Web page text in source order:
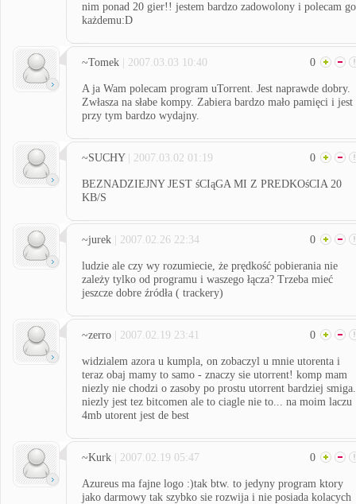
nim ponad 20 gier!! jestem bardzo zadowolony i polecam go
każdemu:D
~Tomek | 2007.03.03 10:40 0
A ja Wam polecam program uTorrent. Jest naprawde dobry.
Zwłasza na słabe kompy. Zabiera bardzo mało pamięci i jest
przy tym bardzo wydajny.
~SUCHY | 2007.03.02 01:19 0
BEZNADZIEJNY JEST śCIąGA MI Z PREDKOśCIA 20
KB/S
~jurek | 2007.02.26 22:34 0
ludzie ale czy wy rozumiecie, że prędkość pobierania nie
zależy tylko od programu i waszego łącza? Trzeba mieć
jeszcze dobre źródła ( trackery)
~zerro | 2007.02.19 23:41 0
widzialem azora u kumpla, on zobaczyl u mnie utorenta i
teraz obaj mamy to samo - znaczy sie utorrent! komp mam
niezly nie chodzi o zasoby po prostu utorrent bardziej smiga.
niezly jest tez bitcomen ale to ciagle nie to... na moim laczu
4mb utorent jest de best
~Kurk | 2007.02.19 05:47 0
Azureus ma fajne logo :)tak btw. to jedyny program ktory
jako darmowy tak szybko sie rozwija i nie posiada kolacych